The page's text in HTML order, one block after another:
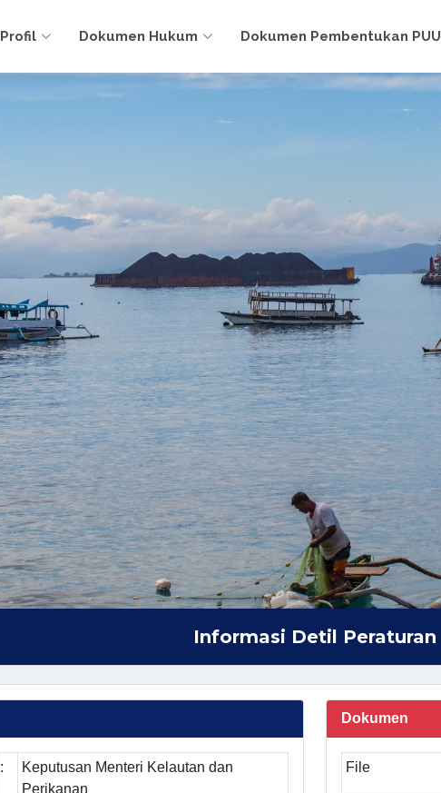
Profil Dokumen Hukum Dokumen Pembentukan PUU
Informasi Detil Peraturan
:
Keputusan Menteri Kelautan dan
Perikanan
Dokumen
File